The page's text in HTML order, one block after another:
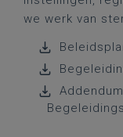
we werk van